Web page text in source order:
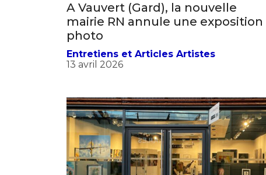
Adresse email*
A Vauvert (Gard), la nouvelle
mairie RN annule une exposition
photo
Entretiens et Articles Artistes